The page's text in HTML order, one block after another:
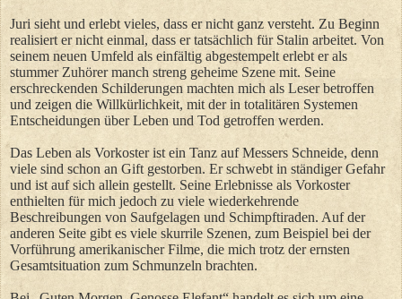
Juri sieht und erlebt vieles, dass er nicht ganz versteht. Zu Beginn
realisiert er nicht einmal, dass er tatsächlich für Stalin arbeitet. Von
seinem neuen Umfeld als einfältig abgestempelt erlebt er als
stummer Zuhörer manch streng geheime Szene mit. Seine
erschreckenden Schilderungen machten mich als Leser betroffen
und zeigen die Willkürlichkeit, mit der in totalitären Systemen
Entscheidungen über Leben und Tod getroffen werden.
Das Leben als Vorkoster ist ein Tanz auf Messers Schneide, denn
viele sind schon an Gift gestorben. Er schwebt in ständiger Gefahr
und ist auf sich allein gestellt. Seine Erlebnisse als Vorkoster
enthielten für mich jedoch zu viele wiederkehrende
Beschreibungen von Saufgelagen und Schimpftiraden. Auf der
anderen Seite gibt es viele skurrile Szenen, zum Beispiel bei der
Vorführung amerikanischer Filme, die mich trotz der ernsten
Gesamtsituation zum Schmunzeln brachten.